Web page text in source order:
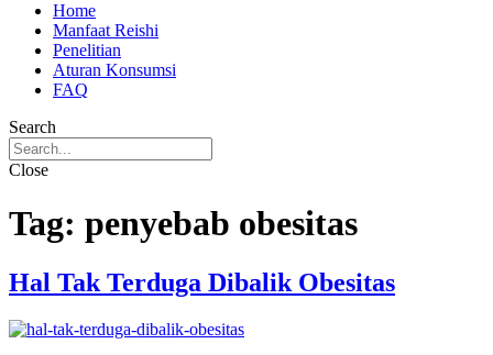
Home
Manfaat Reishi
Penelitian
Aturan Konsumsi
FAQ
Search
Close
Tag: penyebab obesitas
Hal Tak Terduga Dibalik Obesitas